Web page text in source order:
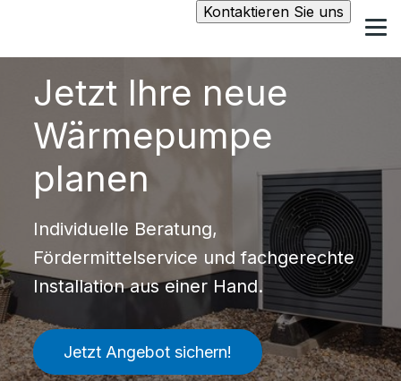
Kontaktieren Sie uns
Jetzt Ihre neue
Wärmepumpe
planen
Individuelle Beratung,
Fördermittelservice und fachgerechte
Installation aus einer Hand.
Jetzt Angebot sichern!